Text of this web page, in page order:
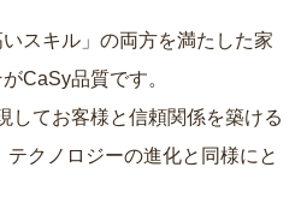
スキル」の両方を満たした家
CaSy品質です。
してお客様と信頼関係を築ける